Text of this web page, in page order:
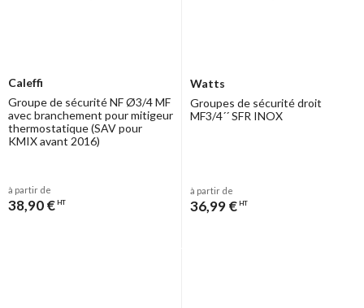
Caleffi
Groupe de sécurité NF Ø3/4 MF
avec branchement pour mitigeur
thermostatique (SAV pour
KMIX avant 2016)
à partir de
38,90 € HT
Watts
Groupes de sécurité droit
MF3/4´´ SFR INOX
à partir de
36,99 € HT